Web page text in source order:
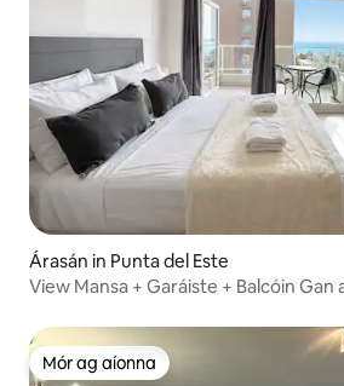
Árasán in Punta del Este
View Mansa + Garáiste + Balcóin Gan
Mór ag aíonna
Mór ag aíonna